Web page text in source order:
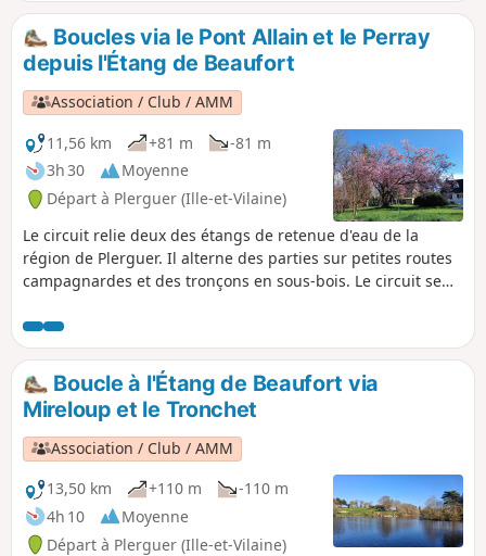
Boucles via le Pont Allain et le Perray
depuis l'Étang de Beaufort
Association / Club / AMM
11,56 km
+81 m
-81 m
3h 30
Moyenne
Départ à Plerguer (Ille-et-Vilaine)
Le circuit relie deux des étangs de retenue d'eau de la
région de Plerguer. Il alterne des parties sur petites routes
campagnardes et des tronçons en sous-bois. Le circuit se
chemins empierrés, il est particulièrement inintéressant
pendant les mois humides de l'automne à mars mais peu se
pratiquer avec bonheur les autres mois de l'année.Le circuit
ne présente aucune difficulté particulière.
Boucle à l'Étang de Beaufort via
Mireloup et le Tronchet
Association / Club / AMM
13,50 km
+110 m
-110 m
4h 10
Moyenne
Départ à Plerguer (Ille-et-Vilaine)